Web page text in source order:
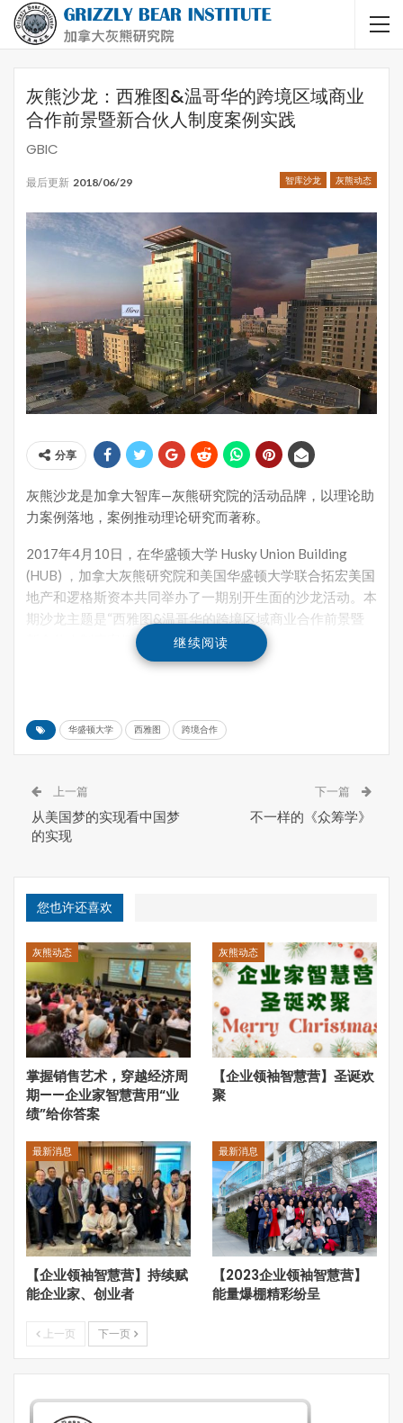
灰熊沙龙：西雅图&温哥华的跨境区域商业
合作前景暨新合伙人制度案例实践
GBIC
智库沙龙 灰熊动态
最后更新 2018/06/29
分享
灰熊沙龙是加拿大智库—灰熊研究院的活动品牌，以理论助
力案例落地，案例推动理论研究而著称。
2017年4月10日，在华盛顿大学 Husky Union Building
(HUB) ，加拿大灰熊研究院和美国华盛顿大学联合拓宏美国
地产和逻格斯资本共同举办了一期别开生面的沙龙活动。本
期沙龙主题是“西雅图&温哥华的跨境区域商业合作前景暨
新合伙人制度案例实践”。
业家代表二十余人首先来到拓宏美国地产美丽都“Minrado”
项目现场，与包括贝尔维尤市前市长、议员李瑞麟在内的百
名嘉宾共同见证了历时两年、精雕细琢的美丽都
“Minradou”项目的简洁、隆重的封顶仪式，热烈探讨拓宏
美国地产实践小众众筹思维和新合伙人制度，融入本地主流
社会，创造就业和贡献税收的心得和成就。
随后，嘉宾们一起实地考察了拓宏美国地产以及即将与加拿
大逻格斯资本合作开发的贝尔维尤办公楼项目、西雅图派克
广场美丽岸项目、绿湖高端公寓项目，受到了极大震撼，深
刻感受到了小众众筹思维和新合伙人制度对于华人企业家落
地海外、融于主流社会产生的巨大影响力。
本期沙龙由灰熊研究院副院长张国任教授主持，来自温哥华
和西雅图的40余位嘉宾参加了沙龙活动。
联合主办方美国华盛顿大学PacTrans研究中心主任，著名
的土木与环境工程系王印海教授首先高度评价了与加拿大灰
熊研究院的本次合作，特别是对于以西雅图和温哥华之间的
实践案例为沙龙切入点的学术讨论和研究，认为具有新颖、
史最悠久的公立大学之一，同时，它在中国的招生也已经有
继续阅读
华盛顿大学 西雅图 跨境合作
上一篇
从美国梦的实现看中国梦
的实现
下一篇
不一样的《众筹学》
您也许还喜欢
灰熊动态
掌握销售艺术，穿越经济周
期——企业家智慧营用“业
绩”给你答案
灰熊动态
【企业领袖智慧营】圣诞欢
聚
最新消息
【企业领袖智慧营】持续赋
能企业家、创业者
最新消息
【2023企业领袖智慧营】
能量爆棚精彩纷呈
上一页 下一页